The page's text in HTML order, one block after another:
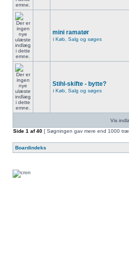
mini ramatør
i Køb, Salg og søges
Stihl-skifte - bytte?
i Køb, Salg og søges
Vis
Side 1 af40 [ Søgningen gav mere end 1000
Boardindeks